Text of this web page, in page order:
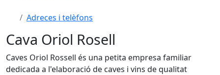
Adreces i telèfons
Cava Oriol Rosell
Caves Oriol Rossell és una petita empresa familiar
dedicada a l'elaboració de caves i vins de qualitat